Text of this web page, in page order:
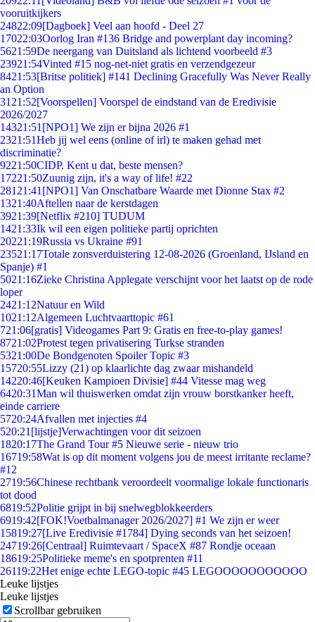
vooruitkijkers
24822:09[Dagboek] Veel aan hoofd - Deel 27
17022:03Oorlog Iran #136 Bridge and powerplant day incoming?
5621:59De neergang van Duitsland als lichtend voorbeeld #3
23921:54Vinted #15 nog-net-niet gratis en verzendgezeur
8421:53[Britse politiek] #141 Declining Gracefully Was Never Really
an Option
31 21:52[Voorspellen] Voorspel de eindstand van de Eredivisie
2026/2027
14321:51 [NPO1] We zijn er bijna 2026 #1
2321:51Heb jij wel eens (online of irl) te maken gehad met
discriminatie?
9221:50CIDP. Kent u dat, beste mensen?
17221:50Zuunig zijn, it's a way of life! #22
281 21:41 [NPO1] Van Onschatbare Waarde met Dionne Stax #2
1321:40Aftellen naar de kerstdagen
3921:39[Netflix #210] TUDUM
1421:33Ik wil een eigen politieke partij oprichten
20221:19Russia vs Ukraine #91
23521:17Totale zonsverduistering 12-08-2026 (Groenland, IJsland en
Spanje) #1
5021:16Zieke Christina Applegate verschijnt voor het laatst op de rode
loper
2421:12Natuur en Wild
1021:12Algemeen Luchtvaarttopic #61
721:06[gratis] Videogames Part 9: Gratis en free-to-play games!
8721:02Protest tegen privatisering Turkse stranden
5321:00De Bondgenoten Spoiler Topic #3
15720:55Lizzy (21) op klaarlichte dag zwaar mishandeld
14220:46[Keuken Kampioen Divisie] #44 Vitesse mag weg
6420:31Man wil thuiswerken omdat zijn vrouw borstkanker heeft,
einde carriere
5720:24Afvallen met injecties #4
520:21 [lijstje]Verwachtingen voor dit seizoen
1820:17The Grand Tour #5 Nieuwe serie - nieuw trio
16719:58Wat is op dit moment volgens jou de meest irritante reclame?
#12
2719:56Chinese rechtbank veroordeelt voormalige lokale functionaris
tot dood
6819:52Politie grijpt in bij snelwegblokkeerders
6919:42[FOK!Voetbalmanager 2026/2027] #1 We zijn er weer
15819:27[Live Eredivisie #1784] Dying seconds van het seizoen!
24719:26[Centraal] Ruimtevaart / SpaceX #87 Rondje oceaan
18619:25Politieke meme's en spotprenten #11
26119:22Het enige echte LEGO-topic #45 LEGOOOOOOOOOOO
Leuke lijstjes
Leuke lijstjes
Scrollbar gebruiken